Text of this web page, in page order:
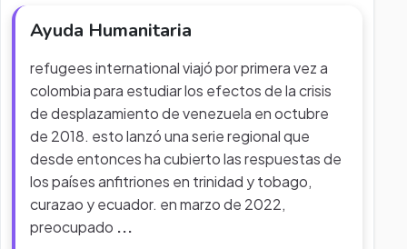
Ayuda Humanitaria
refugees international viajó por primera vez a
colombia para estudiar los efectos de la crisis
de desplazamiento de venezuela en octubre
de 2018. esto lanzó una serie regional que
desde entonces ha cubierto las respuestas de
los países anfitriones en trinidad y tobago,
curazao y ecuador. en marzo de 2022,
preocupado ...